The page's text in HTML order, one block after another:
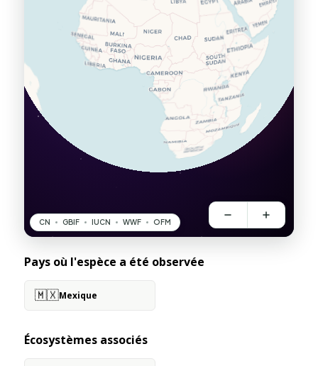
Pays où l'espèce a été observée
🇲🇽Mexique
Écosystèmes associés